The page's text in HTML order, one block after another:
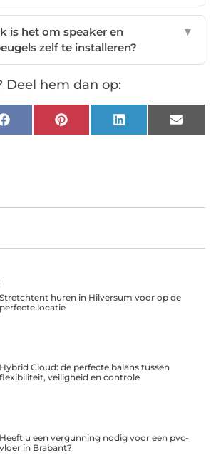
is het om speaker en
zelf te installeren?
▼
Deel hem dan op:
Facebook Pinterest LinkedIn Email
Stretchtent huren in Hilversum voor op de
perfecte locatie
Hybrid Cloud: de perfecte balans tussen
flexibiliteit, veiligheid en controle
Heeft u een vergunning nodig voor een pvc-
vloer in Brabant?